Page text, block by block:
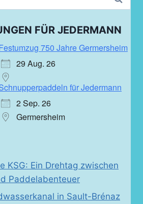
FÜR JEDERMANN
750 Jahre Germersheim
29 Aug. 26
für Jedermann
2 Sep. 26
Germersheim
KSG: Ein Drehtag zwischen
Paddelabenteuer
in Sault-Brénaz